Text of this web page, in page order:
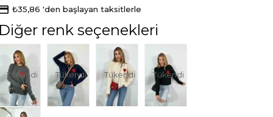
₺35,86 'den başlayan taksitlerle
renk seçenekleri
Tükendi Tükendi Tükendi Tükendi